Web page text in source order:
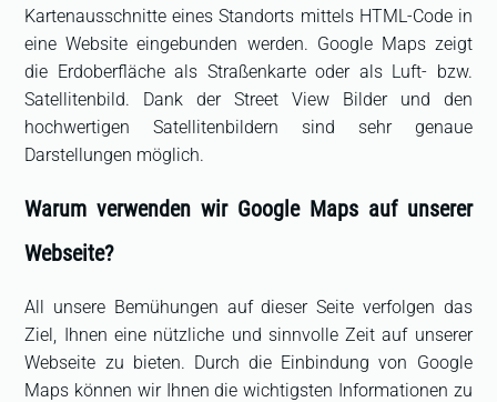
Kartenausschnitte eines Standorts mittels HTML-Code in
eine Website eingebunden werden. Google Maps zeigt
die Erdoberfläche als Straßenkarte oder als Luft- bzw.
Satellitenbild. Dank der Street View Bilder und den
hochwertigen Satellitenbildern sind sehr genaue
Darstellungen möglich.
Warum verwenden wir Google Maps auf unserer
Webseite?
All unsere Bemühungen auf dieser Seite verfolgen das
Ziel, Ihnen eine nützliche und sinnvolle Zeit auf unserer
Webseite zu bieten. Durch die Einbindung von Google
Maps können wir Ihnen die wichtigsten Informationen zu